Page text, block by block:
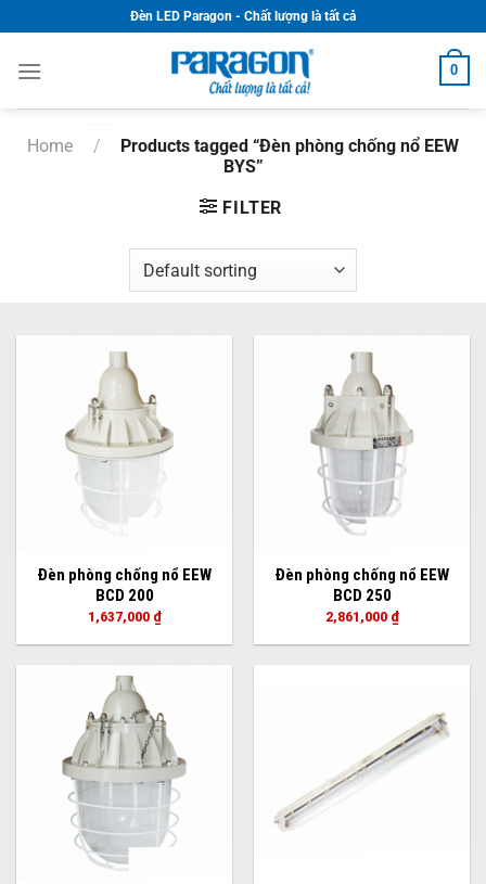
to
content
Đèn LED Paragon - Chất lượng là tất cả
0
Home /
Products tagged “Đèn phòng chống nổ EEW
BYS”
FILTER
Đèn phòng chống nổ EEW
BCD 200
1,637,000 ₫
Đèn phòng chống nổ EEW
BCD 250
2,861,000 ₫